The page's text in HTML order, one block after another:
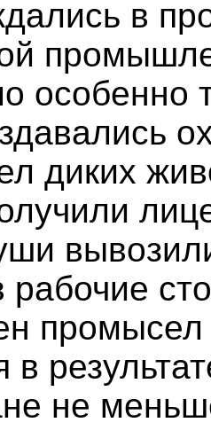
в
особенно
диких
рабочие
в
не